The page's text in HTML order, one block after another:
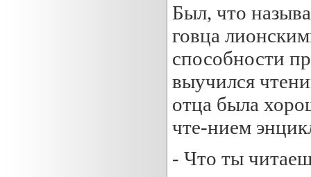
Был, что
говца
способности
выучился
отца была
чте-нием
- Что ты